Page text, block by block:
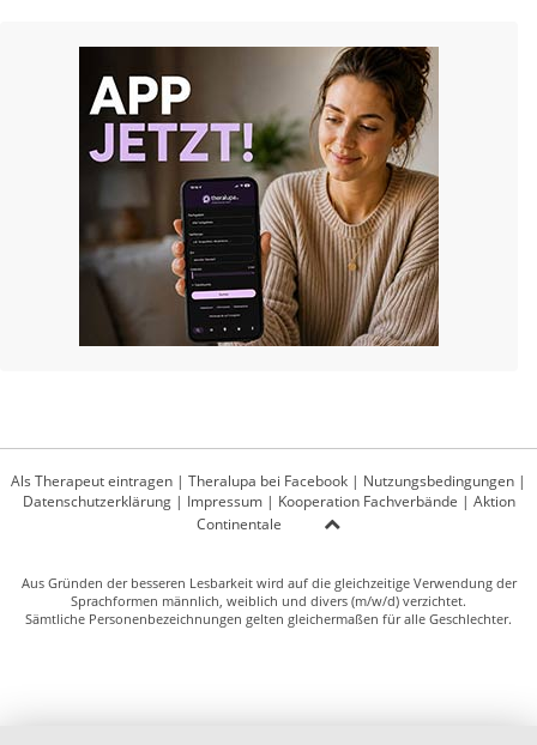
Als Therapeut eintragen | Theralupa bei Facebook | Nutzungsbedingungen |
Datenschutzerklärung| Impressum| Kooperation Fachverbände | Aktion
Continentale
Aus Gründen der besseren Lesbarkeit wird auf die gleichzeitige Verwendung der
Sprachformen männlich, weiblich und divers (m/w/d) verzichtet.
Sämtliche Personenbezeichnungen gelten gleichermaßen für alle Geschlechter.